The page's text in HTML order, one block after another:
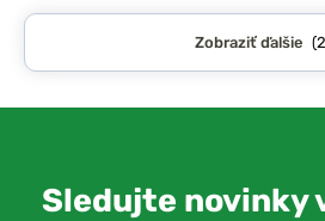
Zobraziť ďalšie
Sledujte novinky